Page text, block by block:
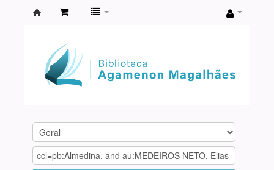
Agamenon
Magalhães